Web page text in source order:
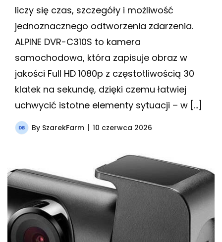
liczy się czas, szczegóły i możliwość
jednoznacznego odtworzenia zdarzenia.
ALPINE DVR-C310S to kamera
samochodowa, która zapisuje obraz w
jakości Full HD 1080p z częstotliwością 30
klatek na sekundę, dzięki czemu łatwiej
uchwycić istotne elementy sytuacji – w […]
By SzarekFarm 10 czerwca 2026